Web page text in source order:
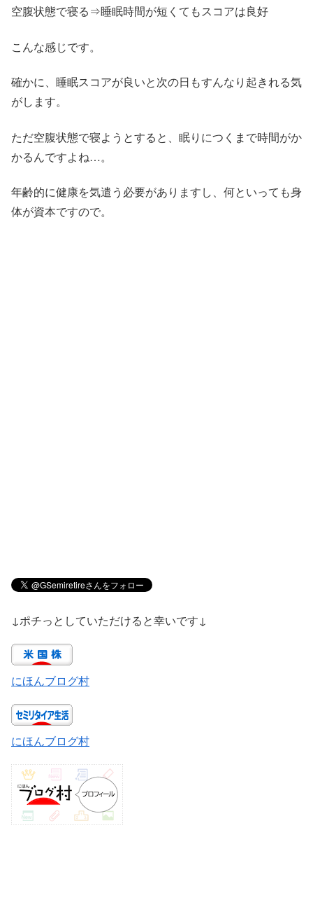
空腹状態で寝る⇒睡眠時間が短くてもスコアは良好
こんな感じです。
確かに、睡眠スコアが良いと次の日もすんなり起きれる気
がします。
ただ空腹状態で寝ようとすると、眠りにつくまで時間がか
かるんですよね…。
年齢的に健康を気遣う必要がありますし、何といっても身
体が資本ですので。
↓ポチっとしていただけると幸いです↓
にほんブログ村
にほんブログ村